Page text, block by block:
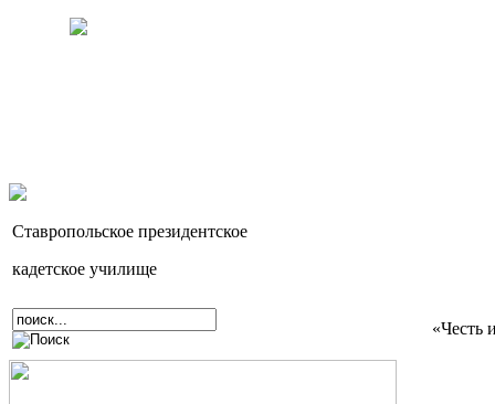
Ставропольское президентское
кадетское училище
«Честь